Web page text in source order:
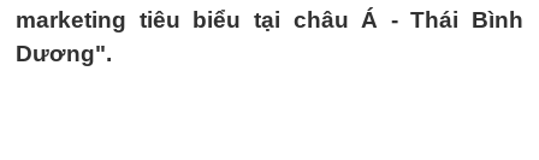
marketing tiêu biểu tại châu Á - Thái Bình
Dương".